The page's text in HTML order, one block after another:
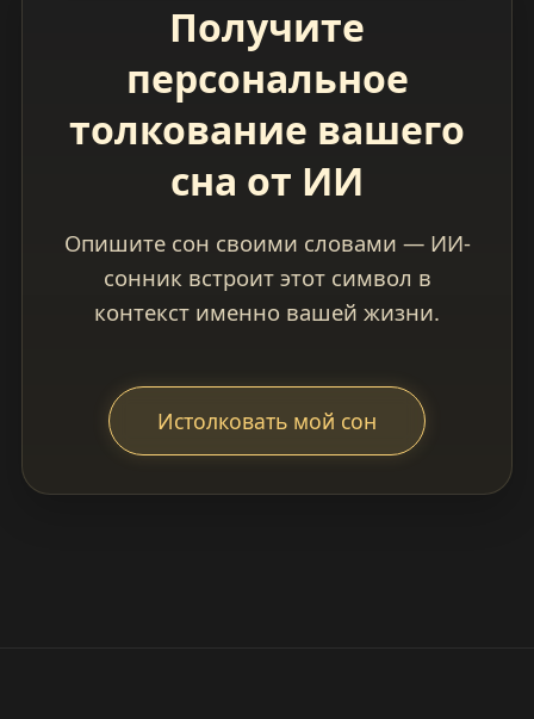
Получите
персональное
толкование вашего
сна от ИИ
Опишите сон своими словами — ИИ-
сонник встроит этот символ в
контекст именно вашей жизни.
Истолковать мой сон